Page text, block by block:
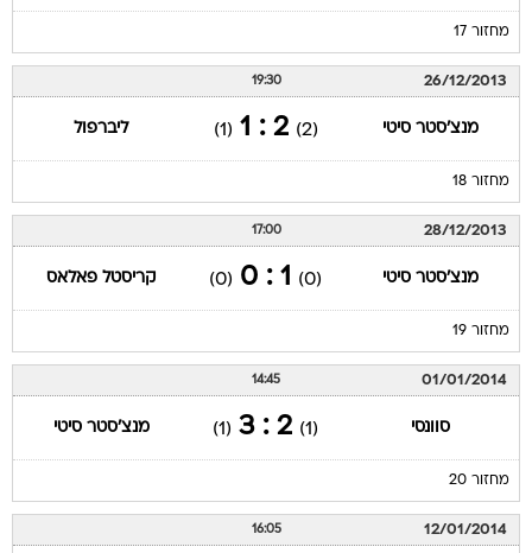
מחזור 17
26/12/2013
19:30
מנצ'סטר סיטי (2)
2 : 1
(1) ליברפול
מחזור 18
28/12/2013
17:00
מנצ'סטר סיטי (0)
1 : 0
(0) קריסטל פאלאס
מחזור 19
01/01/2014
14:45
סוונסי (1)
2 : 3
(1) מנצ'סטר סיטי
מחזור 20
12/01/2014
16:05